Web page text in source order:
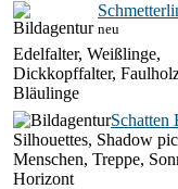
neu
Edelfalter, Weißlinge,
Dickkopffalter,
Bläulinge
Schatten
Silhouettes, Shadow
Menschen, Treppe,
Horizont